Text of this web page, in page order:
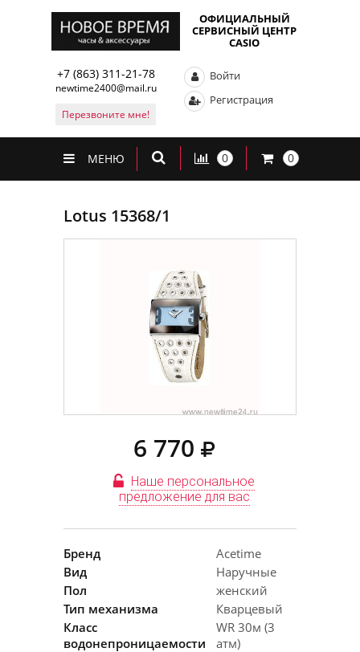
ОФИЦИАЛЬНЫЙ
СЕРВИСНЫЙ ЦЕНТР
CASIO
+7 (863) 311-21-78
newtime2400@mail.ru
Перезвоните мне!
Войти
Регистрация
МЕНЮ 0 0
Lotus 15368/1
6 770
Наше персональное
предложение для вас
Бренд
Acetime
Вид
Наручные
Пол
женский
Тип механизма
Кварцевый
Класс
водонепроницаемости
WR 30м (3
атм)